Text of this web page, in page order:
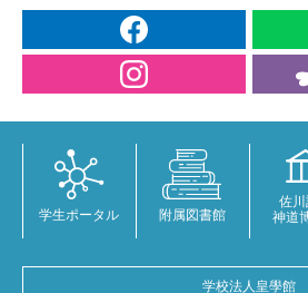
学校法人皇學館
学生ポータル 附属図書館
佐
神道